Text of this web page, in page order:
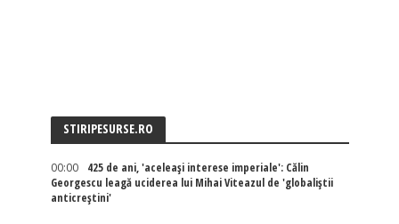
STIRIPESURSE.RO
00:00
425 de ani, 'aceleași interese imperiale': Călin
Georgescu leagă uciderea lui Mihai Viteazul de 'globaliștii
anticreștini'